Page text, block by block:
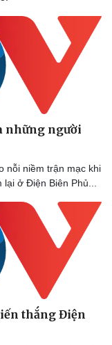
nghệ
đổi số
những người
nỗi niềm trận mạc khi
ở Điện Biên Phủ...
thắng Điện